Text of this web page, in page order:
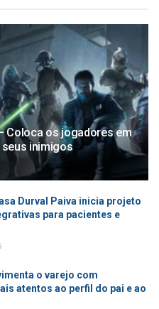
Coloca os jogadores em
inimigos
Durval Paiva inicia projeto
para pacientes e
o varejo com
atentos ao perfil do pai e ao